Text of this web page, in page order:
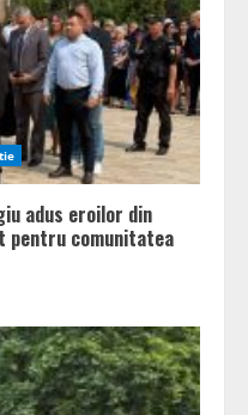
adus eroilor din
pentru comunitatea